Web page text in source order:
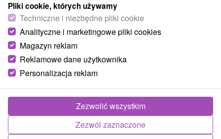
Ogrody botaniczne(2)
Jeziora, jeziora, zbiorniki wodne (29) Tarcze
Atrakcje dla dzieci(52) Zabytki techniki(4)
Wodospady(14) Kościoły drewniane
Aquaparki, baseny(8)
Wsie i miasta
Liptovský Mikuláš(1)
Pliki cookie, których używamy
Techniczne i niezbędne pliki cookie
Analityczne i marketingowe pliki cookies
Magazyn reklam
Reklamowe dane użytkownika
Personalizacja reklam
Zezwól zaznaczone
Zezwolić wszystkim